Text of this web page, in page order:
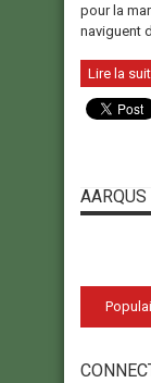
pour la
naviguent
Lire la
AARQUS